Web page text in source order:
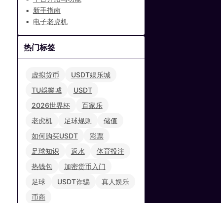
新手指南
电子老虎机
热门标签
虚拟货币
USDT娱乐城
TU娛樂城
USDT
2026世界杯
百家乐
老虎机
足球规则
储值
如何购买USDT
彩票
足球知识
返水
体育投注
热钱包
加密货币入门
足球
USDT诈骗
真人娱乐
币商